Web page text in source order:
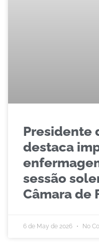
Presidente
destaca
sessão
Câmara de
6 de May de 2026 No